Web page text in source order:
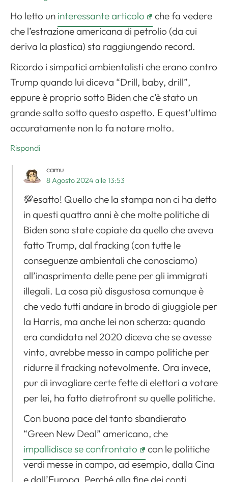
Ho letto un interessante articolo
che fa vedere
che l’estrazione americana di petrolio (da cui
deriva la plastica) sta raggiungendo record.
Ricordo i simpatici ambientalisti che erano contro
Trump quando lui diceva “Drill, baby, drill”,
eppure è proprio sotto Biden che c’è stato un
grande salto sotto questo aspetto. E quest’ultimo
accuratamente non lo fa notare molto.
Rispondi
camu
8 Agosto 2024 alle 13:53
💯esatto! Quello che la stampa non ci ha detto
in questi quattro anni è che molte politiche di
Biden sono state copiate da quello che aveva
fatto Trump, dal fracking (con tutte le
conseguenze ambientali che conosciamo)
all’inasprimento delle pene per gli immigrati
illegali. La cosa più disgustosa comunque è
che vedo tutti andare in brodo di giuggiole per
la Harris, ma anche lei non scherza: quando
era candidata nel 2020 diceva che se avesse
vinto, avrebbe messo in campo politiche per
ridurre il fracking notevolmente. Ora invece,
pur di invogliare certe fette di elettori a votare
per lei, ha fatto dietrofront su quelle politiche.
Con buona pace del tanto sbandierato
“Green New Deal” americano, che
impallidisce se confrontato
con le politiche
verdi messe in campo, ad esempio, dalla Cina
e dall’Europa. Perché alla fine dei conti,